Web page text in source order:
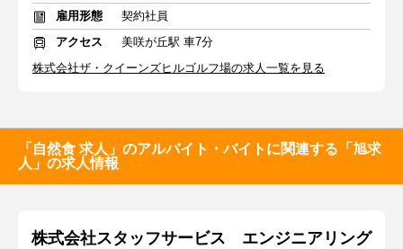
雇用形態
契約社員
アクセス
美咲が丘駅 車7分
株式会社ザ・クイーンズヒルゴルフ場の求人一覧を見る
「自然食 求人」のアルバイト・バイトに関連する「旭求
人」の求人情報
株式会社スタッフサービス エンジニアリング